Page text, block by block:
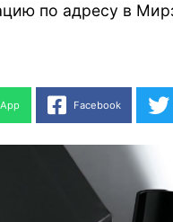
по адресу в
Facebook